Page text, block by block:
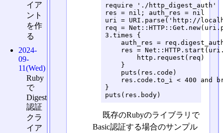
require './http_digest_auth'
res = nil; auth_res = nil
uri = URI.parse('http://
req =
3.times {
auth_res =
res =
        http.request(req)
    }
    puts(res.code)
res.code.to_i < 400 and
}
puts(res.body)
既存のRubyのライブラリで
Basic認証する場合のサンプル
イア
ント
を作
る
2024-
09-
11(Wed)
Ruby
で
Digest
認証
クラ
イア